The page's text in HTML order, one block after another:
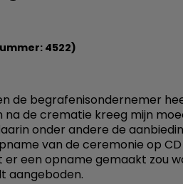
4522)
de begrafenisondernemer
de crematie kreeg mijn
onder andere de
van de ceremonie op
een opname gemaakt zou
aangeboden.